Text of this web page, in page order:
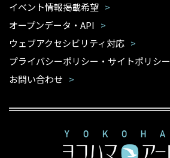
イベント情報掲載希望
オープンデータ・API
ウェブアクセシビリティ対応
プライバシーポリシー・サイトポリシー
お問い合わせ